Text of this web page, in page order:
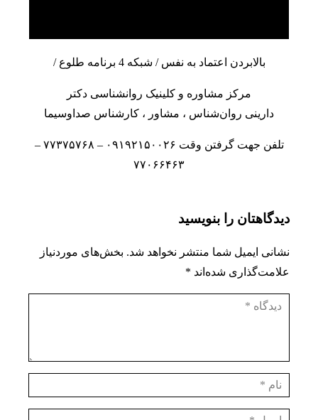
بالابردن اعتماد به نفس / شبکه 4 برنامه طلوع /
مرکز مشاوره و کلینیک روانشناسی دکتر
دارینی روان‌شناس ، مشاور ، کارشناس صداوسیما
تلفن جهت گرفتن وقت ۰۹۱۹۲۱۵۰۰۲۶ – ۷۷۳۷۵۷۶۸ –
۷۷۰۶۶۴۶۳
دیدگاهتان را بنویسید
نشانی ایمیل شما منتشر نخواهد شد. بخش‌های موردنیاز
علامت‌گذاری شده‌اند *